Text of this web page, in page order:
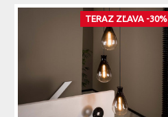
TERAZ ZĽAVA -30%